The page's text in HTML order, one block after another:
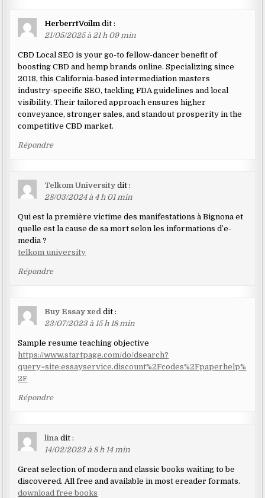
HerberrtVoilm dit :
21/05/2025 à 21 h 09 min
CBD Local SEO is your go-to fellow-dancer benefit of
boosting CBD and hemp brands online. Specializing since
2018, this California-based intermediation masters
industry-specific SEO, tackling FDA guidelines and local
visibility. Their tailored approach ensures higher
conveyance, stronger sales, and standout prosperity in the
competitive CBD market.
Répondre
Telkom University dit :
28/03/2024 à 4 h 01 min
Qui est la première victime des manifestations à Bignona et
quelle est la cause de sa mort selon les informations d’e-
media ?
telkom university
Répondre
Buy Essay xed dit :
23/07/2023 à 15 h 18 min
Sample resume teaching objective
https://www.startpage.com/do/dsearch?
query=site:essayservice.discount%2Fcodes%2Fpaperhelp%
2F
Répondre
lina dit :
14/02/2023 à 8 h 14 min
Great selection of modern and classic books waiting to be
discovered. All free and available in most ereader formats.
download free books